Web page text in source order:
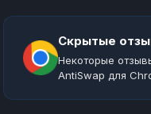
Скрытые
Некоторые
AntiSwap для